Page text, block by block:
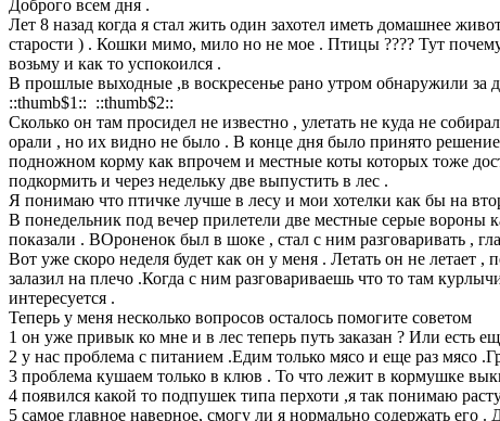
Доброго всем дня .
Лет 8 назад когда я стал жить один захотел иметь домашнее
старости ) . Кошки мимо, мило но не мое . Птицы ???? Тут
возьму и как то успокоился .
В прошлые выходные ,в воскресенье рано утром обнаружили за
::thumb$1:: ::thumb$2::
Сколько он там просидел не известно , улетать не куда не
орали , но их видно не было . В конце дня было принято решение
подножном корму как впрочем и местные коты которых тоже
подкормить и через недельку две выпустить в лес .
Я понимаю что птичке лучше в лесу и мои хотелки как бы на
В понедельник под вечер прилетели две местные серые вороны
показали . ВОроненок был в шоке , стал с ним разговаривать ,
Вот уже скоро неделя будет как он у меня . Летать он не
залазил на плечо .Когда с ним разговариваешь что то там
интересуется .
Теперь у меня несколько вопросов осталось помогите советом
1 он уже привык ко мне и в лес теперь путь заказан ? Или есть
2 у нас проблема с питанием .Едим только мясо и еще раз мясо
3 проблема кушаем только в клюв . То что лежит в кормушке
4 появился какой то подпушек типа перхоти ,я так понимаю
5 самое главное наверное, смогу ли я нормально содержать его